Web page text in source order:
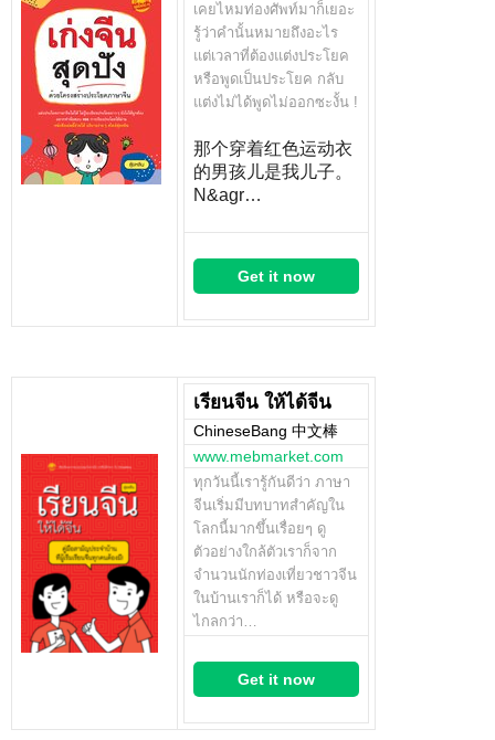
เคยไหมท่องศัพท์มาก็เยอะ
รู้ว่าคำนั้นหมายถึงอะไร
แต่เวลาที่ต้องแต่งประโยค
หรือพูดเป็นประโยค กลับ
แต่งไม่ได้พูดไม่ออกซะงั้น !
那个穿着红色运动衣
的男孩儿是我儿子。
N&agr…
Get it now
เรียนจีน ให้ได้จีน
ChineseBang 中文棒
www.mebmarket.com
ทุกวันนี้เรารู้กันดีว่า ภาษา
จีนเริ่มมีบทบาทสำคัญใน
โลกนี้มากขึ้นเรื่อยๆ ดู
ตัวอย่างใกล้ตัวเราก็จาก
จำนวนนักท่องเที่ยวชาวจีน
ในบ้านเราก็ได้ หรือจะดู
ไกลกว่า…
Get it now